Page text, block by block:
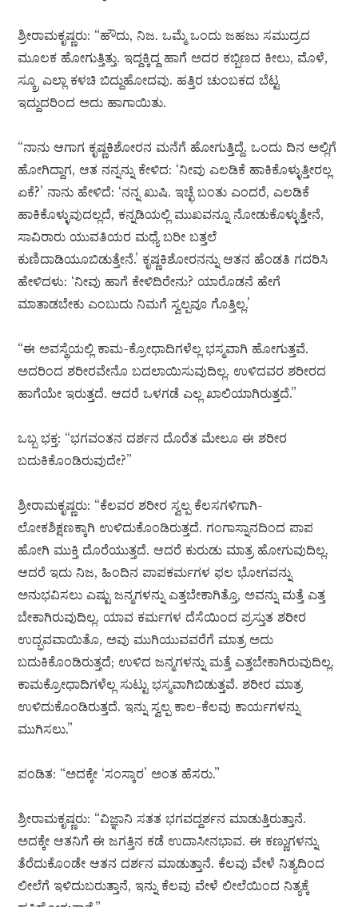
ಶ್ರೀರಾಮಕೃಷ್ಣರು: “ಹೌದು, ನಿಜ. ಒಮ್ಮೆ ಒಂದು ಜಹಜು ಸಮುದ್ರದ
ಮೂಲಕ ಹೋಗುತ್ತಿತ್ತು. ಇದ್ದಕ್ಕಿದ್ದ ಹಾಗೆ ಅದರ ಕಬ್ಬಿಣದ ಕೀಲು, ಮೊಳೆ,
ಸ್ಕ್ರೂ ಎಲ್ಲಾ ಕಳಚಿ ಬಿದ್ದುಹೋದವು. ಹತ್ತಿರ ಚುಂಬಕದ ಬೆಟ್ಟ
ಇದ್ದುದರಿಂದ ಅದು ಹಾಗಾಯಿತು.
“ನಾನು ಆಗಾಗ ಕೃಷ್ಣಕಿಶೋರನ ಮನೆಗೆ ಹೋಗುತ್ತಿದ್ದೆ. ಒಂದು ದಿನ ಅಲ್ಲಿಗೆ
ಹೋಗಿದ್ದಾಗ, ಆತ ನನ್ನನ್ನು ಕೇಳಿದ: ‘ನೀವು ಎಲಡಿಕೆ ಹಾಕಿಕೊಳ್ಳುತ್ತೀರಲ್ಲ
ಏಕೆ?’ ನಾನು ಹೇಳಿದೆ: ‘ನನ್ನ ಖುಷಿ. ಇಚ್ಛೆ ಬಂತು ಎಂದರೆ, ಎಲಡಿಕೆ
ಹಾಕಿಕೊಳ್ಳುವುದಲ್ಲದೆ, ಕನ್ನಡಿಯಲ್ಲಿ ಮುಖವನ್ನೂ ನೋಡುಕೊಳ್ಳುತ್ತೇನೆ,
ಸಾವಿರಾರು ಯುವತಿಯರ ಮಧ್ಯೆ ಬರೀ ಬತ್ತಲೆ
ಕುಣಿದಾಡಿಯೂಬಿಡುತ್ತೇನೆ.’ ಕೃಷ್ಣಕಿಶೋರನನ್ನು ಆತನ ಹೆಂಡತಿ ಗದರಿಸಿ
ಹೇಳಿದಳು: ‘ನೀವು ಹಾಗೆ ಕೇಳಿದಿರೇನು? ಯಾರೊಡನೆ ಹೇಗೆ
ಮಾತಾಡಬೇಕು ಎಂಬುದು ನಿಮಗೆ ಸ್ವಲ್ಪವೂ ಗೊತ್ತಿಲ್ಲ.’
“ಈ ಅವಸ್ಥೆಯಲ್ಲಿ ಕಾಮ-ಕ್ರೋಧಾದಿಗಳೆಲ್ಲ ಭಸ್ಮವಾಗಿ ಹೋಗುತ್ತವೆ.
ಅದರಿಂದ ಶರೀರವೇನೊ ಬದಲಾಯಿಸುವುದಿಲ್ಲ. ಉಳಿದವರ ಶರೀರದ
ಹಾಗೆಯೇ ಇರುತ್ತದೆ. ಆದರೆ ಒಳಗಡೆ ಎಲ್ಲ ಖಾಲಿಯಾಗಿರುತ್ತದೆ.”
ಒಬ್ಬ ಭಕ್ತ: “ಭಗವಂತನ ದರ್ಶನ ದೊರೆತ ಮೇಲೂ ಈ ಶರೀರ
ಬದುಕಿಕೊಂಡಿರುವುದೇ?”
ಶ್ರೀರಾಮಕೃಷ್ಣರು: “ಕೆಲವರ ಶರೀರ ಸ್ವಲ್ಪ ಕೆಲಸಗಳಿಗಾಗಿ-
ಲೋಕಶಿಕ್ಷಣಕ್ಕಾಗಿ ಉಳಿದುಕೊಂಡಿರುತ್ತದೆ. ಗಂಗಾಸ್ನಾನದಿಂದ ಪಾಪ
ಹೋಗಿ ಮುಕ್ತಿ ದೊರೆಯುತ್ತದೆ. ಆದರೆ ಕುರುಡು ಮಾತ್ರ ಹೋಗುವುದಿಲ್ಲ.
ಆದರೆ ಇದು ನಿಜ, ಹಿಂದಿನ ಪಾಪಕರ್ಮಗಳ ಫಲ ಭೋಗವನ್ನು
ಅನುಭವಿಸಲು ಎಷ್ಟು ಜನ್ಮಗಳನ್ನು ಎತ್ತಬೇಕಾಗಿತ್ತೊ, ಅವನ್ನು ಮತ್ತೆ ಎತ್ತ
ಬೇಕಾಗಿರುವುದಿಲ್ಲ. ಯಾವ ಕರ್ಮಗಳ ದೆಸೆಯಿಂದ ಪ್ರಸ್ತುತ ಶರೀರ
ಉದ್ಭವವಾಯಿತೊ, ಅವು ಮುಗಿಯುವವರೆಗೆ ಮಾತ್ರ ಅದು
ಬದುಕಿಕೊಂಡಿರುತ್ತದೆ; ಉಳಿದ ಜನ್ಮಗಳನ್ನು ಮತ್ತೆ ಎತ್ತಬೇಕಾಗಿರುವುದಿಲ್ಲ.
ಕಾಮಕ್ರೋಧಾದಿಗಳೆಲ್ಲ ಸುಟ್ಟು ಭಸ್ಮವಾಗಿಬಿಡುತ್ತವೆ. ಶರೀರ ಮಾತ್ರ
ಉಳಿದುಕೊಂಡಿರುತ್ತದೆ. ಇನ್ನು ಸ್ವಲ್ಪ ಕಾಲ-ಕೆಲವು ಕಾರ್ಯಗಳನ್ನು
ಮುಗಿಸಲು.”
ಪಂಡಿತ: “ಅದಕ್ಕೇ ‘ಸಂಸ್ಕಾರ’ ಅಂತ ಹೆಸರು.”
ಶ್ರೀರಾಮಕೃಷ್ಣರು: “ವಿಜ್ಞಾನಿ ಸತತ ಭಗವದ್ದರ್ಶನ ಮಾಡುತ್ತಿರುತ್ತಾನೆ.
ಅದಕ್ಕೇ ಆತನಿಗೆ ಈ ಜಗತ್ತಿನ ಕಡೆ ಉದಾಸೀನಭಾವ. ಈ ಕಣ್ಣುಗಳನ್ನು
ತೆರೆದುಕೊಂಡೇ ಆತನ ದರ್ಶನ ಮಾಡುತ್ತಾನೆ. ಕೆಲವು ವೇಳೆ ನಿತ್ಯದಿಂದ
ಲೀಲೆಗೆ ಇಳಿದುಬರುತ್ತಾನೆ, ಇನ್ನು ಕೆಲವು ವೇಳೆ ಲೀಲೆಯಿಂದ ನಿತ್ಯಕ್ಕೆ